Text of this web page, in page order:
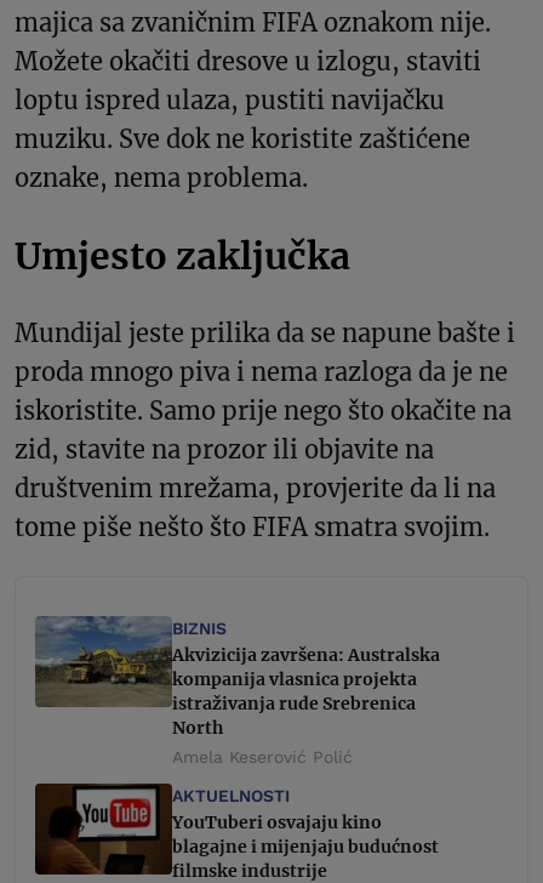
majica sa zvaničnim FIFA oznakom nije.
Možete okačiti dresove u izlogu, staviti
loptu ispred ulaza, pustiti navijačku
muziku. Sve dok ne koristite zaštićene
oznake, nema problema.
Umjesto zaključka
Mundijal jeste prilika da se napune bašte i
proda mnogo piva i nema razloga da je ne
iskoristite. Samo prije nego što okačite na
zid, stavite na prozor ili objavite na
društvenim mrežama, provjerite da li na
tome piše nešto što FIFA smatra svojim.
BIZNIS
Akvizicija završena: Australska
kompanija vlasnica projekta
istraživanja rude Srebrenica
North
Amela Keserović Polić
AKTUELNOSTI
YouTuberi osvajaju kino
blagajne i mijenjaju budućnost
filmske industrije